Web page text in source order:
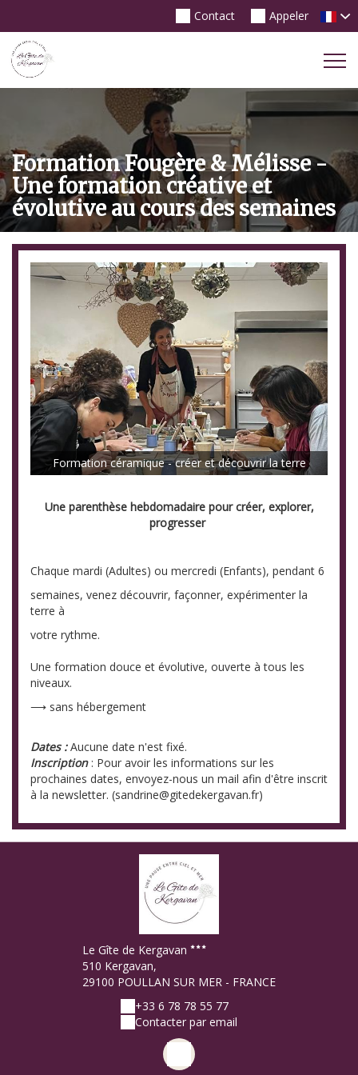
Appeler
Contact
Formation Fougère & Mélisse -
Une formation créative et
évolutive au cours des semaines
Formation céramique - créer et découvrir la terre
Une parenthèse hebdomadaire pour créer, explorer,
progresser
Chaque mardi (Adultes) ou mercredi (Enfants), pendant 6
semaines, venez découvrir, façonner, expérimenter la
terre à
votre rythme.
Une formation douce et évolutive, ouverte à tous les
niveaux.
⟶ sans hébergement
Dates :Aucune date n'est fixé.
Inscription: Pour avoir les informations sur les
prochaines dates, envoyez-nous un mail afin d'être inscrit
à la newsletter. (sandrine@gitedekergavan.fr)
Le Gîte de Kergavan
510 Kergavan,
29100 POULLAN SUR MER - FRANCE
+33 6 78 78 55 77
Contacter par email